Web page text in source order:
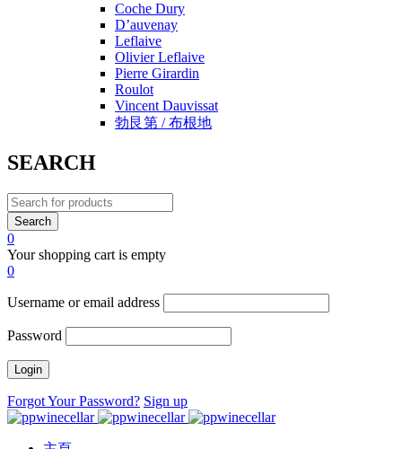
Coche Dury
D’auvenay
Leflaive
Olivier Leflaive
Pierre Girardin
Roulot
Vincent Dauvissat
勃艮第 / 布根地
SEARCH
0
Your shopping cart is empty
0
Username or email address
Password
Forgot Your Password? Sign up